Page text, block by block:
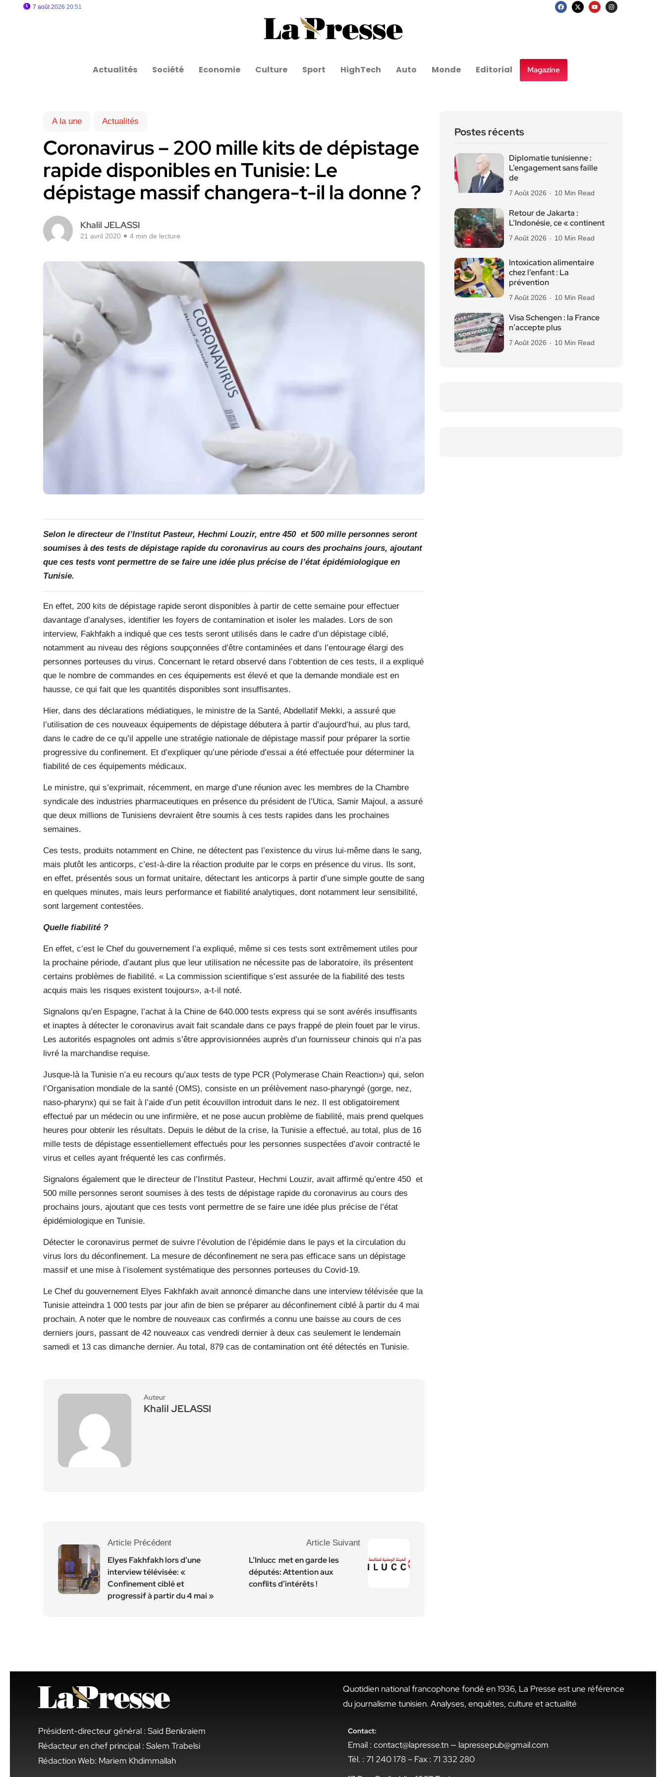
7 août 2026 20:51
Actualités Société Economie Culture Sport HighTech Auto Monde Editorial Magazine
A la une Actualités
Coronavirus – 200 mille kits de dépistage
rapide disponibles en Tunisie: Le
dépistage massif changera-t-il la donne ?
Khalil JELASSI
21 avril 2020 4 min de lecture
Selon le directeur de l’Institut Pasteur, Hechmi Louzir, entre 450 et 500 mille personnes seront
soumises à des tests de dépistage rapide du coronavirus au cours des prochains jours, ajoutant
que ces tests vont permettre de se faire une idée plus précise de l’état épidémiologique en
Tunisie.
En effet, 200 kits de dépistage rapide seront disponibles à partir de cette semaine pour effectuer
davantage d’analyses, identifier les foyers de contamination et isoler les malades. Lors de son
interview, Fakhfakh a indiqué que ces tests seront utilisés dans le cadre d’un dépistage ciblé,
notamment au niveau des régions soupçonnées d’être contaminées et dans l’entourage élargi des
personnes porteuses du virus. Concernant le retard observé dans l’obtention de ces tests, il a expliqué
que le nombre de commandes en ces équipements est élevé et que la demande mondiale est en
hausse, ce qui fait que les quantités disponibles sont insuffisantes.
Hier, dans des déclarations médiatiques, le ministre de la Santé, Abdellatif Mekki, a assuré que
l’utilisation de ces nouveaux équipements de dépistage débutera à partir d’aujourd’hui, au plus tard,
dans le cadre de ce qu’il appelle une stratégie nationale de dépistage massif pour préparer la sortie
progressive du confinement. Et d’expliquer qu’une période d’essai a été effectuée pour déterminer la
fiabilité de ces équipements médicaux.
Le ministre, qui s’exprimait, récemment, en marge d’une réunion avec les membres de la Chambre
syndicale des industries pharmaceutiques en présence du président de l’Utica, Samir Majoul, a assuré
que deux millions de Tunisiens devraient être soumis à ces tests rapides dans les prochaines
semaines.
Ces tests, produits notamment en Chine, ne détectent pas l’existence du virus lui-même dans le sang,
mais plutôt les anticorps, c’est-à-dire la réaction produite par le corps en présence du virus. Ils sont,
en effet, présentés sous un format unitaire, détectant les anticorps à partir d’une simple goutte de sang
en quelques minutes, mais leurs performance et fiabilité analytiques, dont notamment leur sensibilité,
sont largement contestées.
Quelle fiabilité ?
En effet, c’est le Chef du gouvernement l’a expliqué, même si ces tests sont extrêmement utiles pour
la prochaine période, d’autant plus que leur utilisation ne nécessite pas de laboratoire, ils présentent
certains problèmes de fiabilité. « La commission scientifique s’est assurée de la fiabilité des tests
acquis mais les risques existent toujours», a-t-il noté.
Signalons qu’en Espagne, l’achat à la Chine de 640.000 tests express qui se sont avérés insuffisants
et inaptes à détecter le coronavirus avait fait scandale dans ce pays frappé de plein fouet par le virus.
Les autorités espagnoles ont admis s’être approvisionnées auprès d’un fournisseur chinois qui n’a pas
livré la marchandise requise.
Jusque-là la Tunisie n’a eu recours qu’aux tests de type PCR (Polymerase Chain Reaction») qui, selon
l’Organisation mondiale de la santé (OMS), consiste en un prélèvement naso-pharyngé (gorge, nez,
naso-pharynx) qui se fait à l’aide d’un petit écouvillon introduit dans le nez. Il est obligatoirement
effectué par un médecin ou une infirmière, et ne pose aucun problème de fiabilité, mais prend quelques
heures pour obtenir les résultats. Depuis le début de la crise, la Tunisie a effectué, au total, plus de 16
mille tests de dépistage essentiellement effectués pour les personnes suspectées d’avoir contracté le
virus et celles ayant fréquenté les cas confirmés.
Signalons également que le directeur de l’Institut Pasteur, Hechmi Louzir, avait affirmé qu’entre 450 et
500 mille personnes seront soumises à des tests de dépistage rapide du coronavirus au cours des
prochains jours, ajoutant que ces tests vont permettre de se faire une idée plus précise de l’état
épidémiologique en Tunisie.
Détecter le coronavirus permet de suivre l’évolution de l’épidémie dans le pays et la circulation du
virus lors du déconfinement. La mesure de déconfinement ne sera pas efficace sans un dépistage
massif et une mise à l’isolement systématique des personnes porteuses du Covid-19.
Le Chef du gouvernement Elyes Fakhfakh avait annoncé dimanche dans une interview télévisée que la
Tunisie atteindra 1 000 tests par jour afin de bien se préparer au déconfinement ciblé à partir du 4 mai
prochain. A noter que le nombre de nouveaux cas confirmés a connu une baisse au cours de ces
derniers jours, passant de 42 nouveaux cas vendredi dernier à deux cas seulement le lendemain
samedi et 13 cas dimanche dernier. Au total, 879 cas de contamination ont été détectés en Tunisie.
Auteur
Khalil JELASSI
Article Précédent
Elyes Fakhfakh lors d’une
interview télévisée: «
Confinement ciblé et
progressif à partir du 4 mai »
Article Suivant
L’Inlucc met en garde les
députés: Attention aux
conflits d’intérêts !
Postes récents
Diplomatie tunisienne :
L’engagement sans faille
de
7 Août 2026 10 Min Read
Retour de Jakarta :
L’Indonésie, ce « continent
7 Août 2026 10 Min Read
Intoxication alimentaire
chez l’enfant : La
prévention
7 Août 2026 10 Min Read
Visa Schengen : la France
n’accepte plus
7 Août 2026 10 Min Read
Président-directeur général : Said Benkraiem
Rédacteur en chef principal : Salem Trabelsi
Rédaction Web: Mariem Khdimmallah
Quotidien national francophone fondé en 1936, La Presse est une référence
du journalisme tunisien. Analyses, enquêtes, culture et actualité
Contact:
Email : contact@lapresse.tn — lapressepub@gmail.com
Tél. : 71 240 178 – Fax : 71 332 280